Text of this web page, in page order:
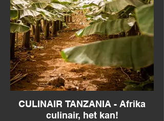
CULINAIR TANZANIA - Afrika
culinair, het kan!